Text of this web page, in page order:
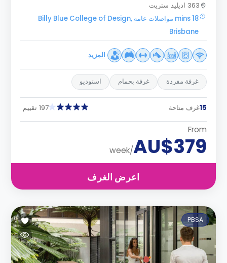
363 اديليد ستريت
18 mins مواصلات عامه Billy Blue College of Design,
Brisbane
المزيد
غرفة مفردة غرفة بحمام استوديو
15غرف متاحة 197 تقييم
From
AU$379
/week
اعرض الغرف
PBSA